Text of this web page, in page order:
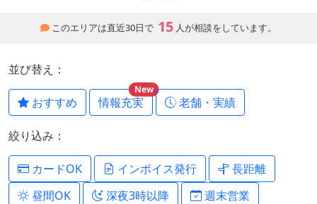
このエリアは直近30日で 15 人が相談をしています。
並び替え：
おすすめ 情報充実
New
老舗・実績
絞り込み：
カードOK インボイス発行
長距離
昼間OK
深夜3時以降 週末営業